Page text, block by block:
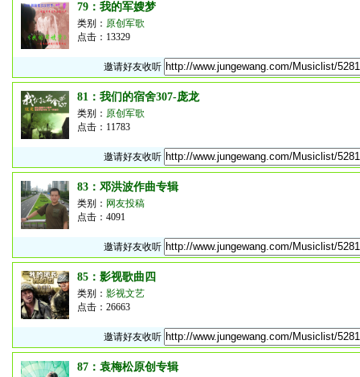
79：我的军嫂梦
类别： 原创军歌
点击：13329
邀请好友收听
81：我们的宿舍307-庞龙
类别： 原创军歌
点击：11783
邀请好友收听
83：邓洪波作曲专辑
类别： 网友投稿
点击：4091
邀请好友收听
85：影视歌曲四
类别： 影视文艺
点击：26663
邀请好友收听
87：袁梅松原创专辑